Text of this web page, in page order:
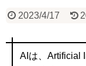
2023/4/17
AIは、Artificial